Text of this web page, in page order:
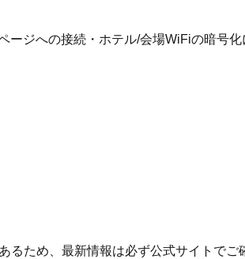
ジへの接続・ホテル/会場WiFiの暗号化
ため、最新情報は必ず公式サイトでご